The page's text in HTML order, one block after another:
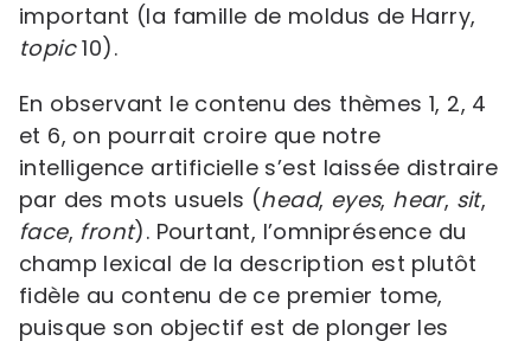
important (la famille de moldus de Harry,
topic10).
En observant le contenu des thèmes 1, 2, 4
et 6, on pourrait croire que notre
intelligence artificielle s’est laissée distraire
par des mots usuels (head, eyes, hear, sit,
face, front). Pourtant, l’omniprésence du
champ lexical de la description est plutôt
fidèle au contenu de ce premier tome,
puisque son objectif est de plonger les